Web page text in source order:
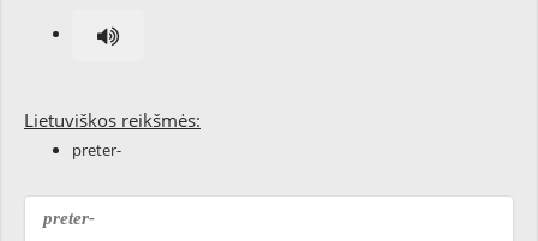
Lietuviškos reikšmės:
preter-
preter-